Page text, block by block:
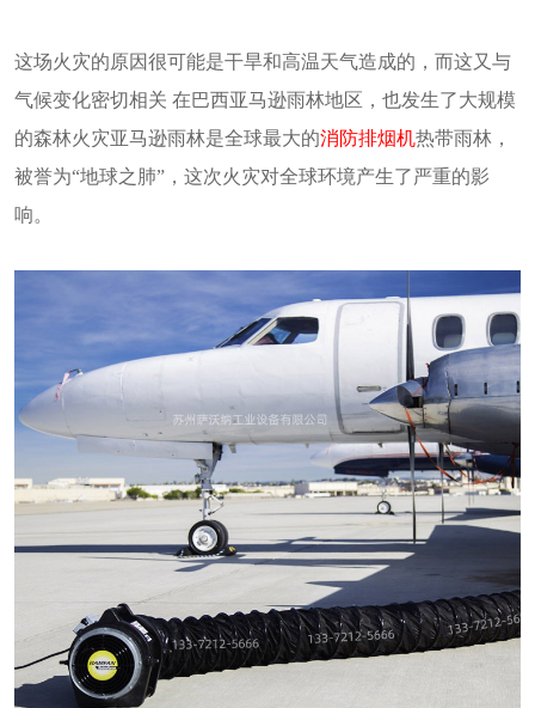
这场火灾的原因很可能是干旱和高温天气造成的，而这又与
气候变化密切相关 在巴西亚马逊雨林地区，也发生了大规模
的森林火灾亚马逊雨林是全球最大的消防排烟机热带雨林，
被誉为“地球之肺”，这次火灾对全球环境产生了严重的影
响。